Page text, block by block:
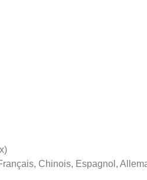
Chinois, Espagnol,